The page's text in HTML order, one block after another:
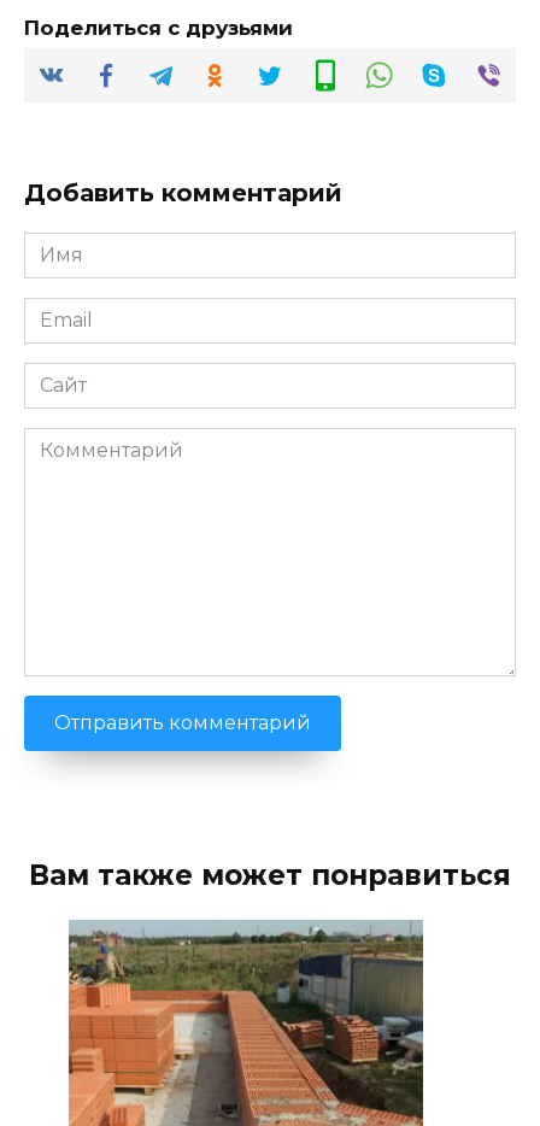
Поделиться с друзьями
Добавить комментарий
Имя
*
Email
*
Сайт
Комментарий
Вам также может понравиться